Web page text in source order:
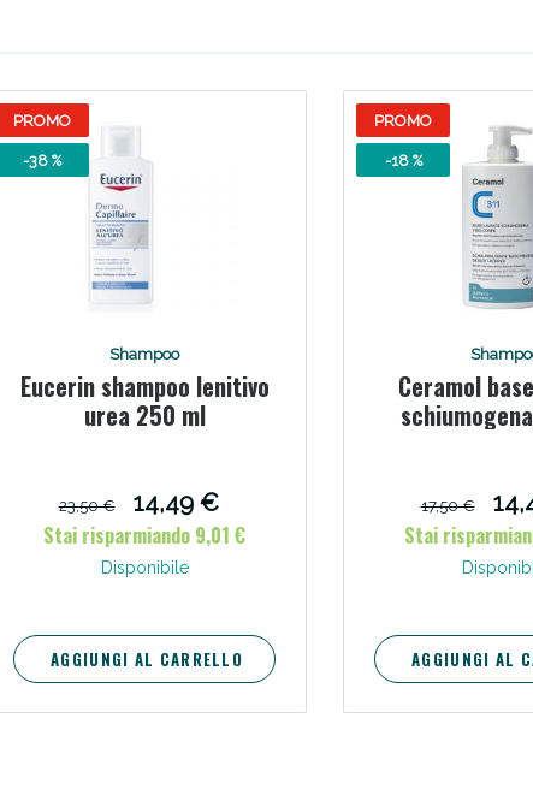
PROMO
-38 %
Shampoo
Eucerin shampoo lenitivo
urea 250 ml
23,50 €
14,49 €
Stai risparmiando 9,01 €
Disponibile
AGGIUNGI AL CARRELLO
PROMO
-18 %
Ceramol
17,50 €
Stai
AGGIUNGI AL
Benessere Intestinale: Sconto fino al 55%